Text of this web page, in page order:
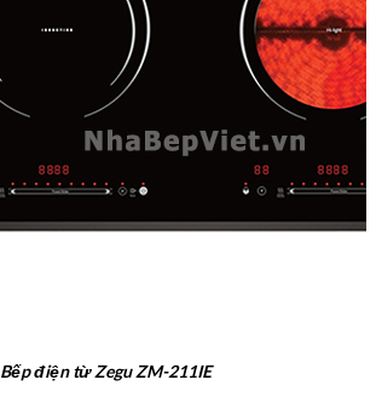
Bếp điện từ Zegu ZM-211IE